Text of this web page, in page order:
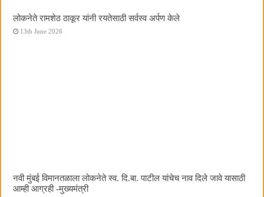
लोकनेते रामशेठ ठाकूर यांनी रयतेसाठी सर्वस्व अर्पण केले
13th June 2026
नवी मुंबई विमानतळाला लोकनेते स्व. दि.बा. पाटील यांचेच नाव दिले जावे यासाठी
आम्ही आग्रही -मुख्यमंत्री